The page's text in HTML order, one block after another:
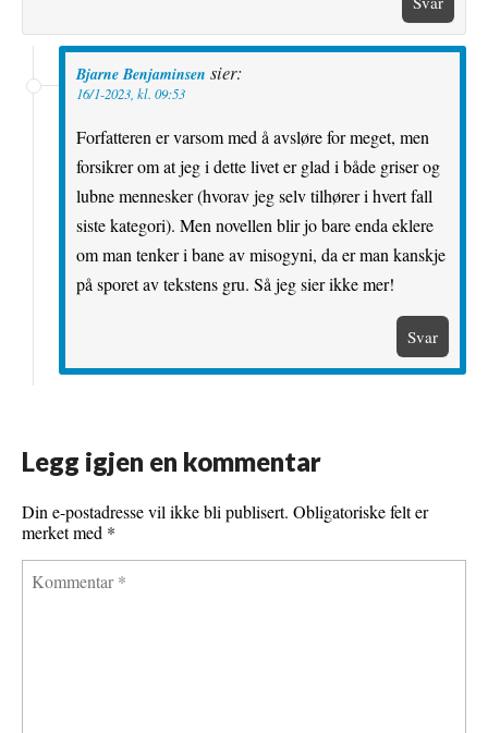
Bjarne Benjaminsen sier:
16/1-2023, kl. 09:53
Forfatteren er varsom med å avsløre for meget, men
forsikrer om at jeg i dette livet er glad i både griser og
lubne mennesker (hvorav jeg selv tilhører i hvert fall
siste kategori). Men novellen blir jo bare enda eklere
om man tenker i bane av misogyni, da er man kanskje
på sporet av tekstens gru. Så jeg sier ikke mer!
Svar
Legg igjen en kommentar
Din e-postadresse vil ikke bli publisert. Obligatoriske felt er
merket med *